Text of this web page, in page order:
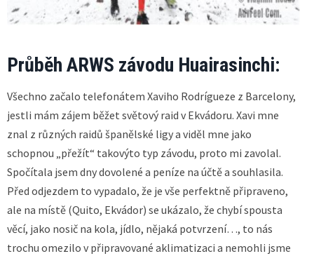
Průběh ARWS závodu Huairasinchi:
Všechno začalo telefonátem Xaviho Rodrígueze z Barcelony,
jestli mám zájem běžet světový raid v Ekvádoru. Xavi mne
znal z různých raidů španělské ligy a viděl mne jako
schopnou „přežít“ takovýto typ závodu, proto mi zavolal.
Spočítala jsem dny dovolené a peníze na účtě a souhlasila.
Před odjezdem to vypadalo, že je vše perfektně připraveno,
ale na místě (Quito, Ekvádor) se ukázalo, že chybí spousta
věcí, jako nosič na kola, jídlo, nějaká potvrzení…, to nás
trochu omezilo v připravované aklimatizaci a nemohli jsme